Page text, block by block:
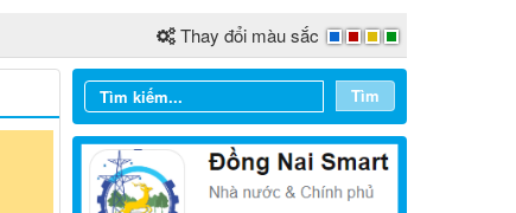
Thay đổi màu sắc
Tìm